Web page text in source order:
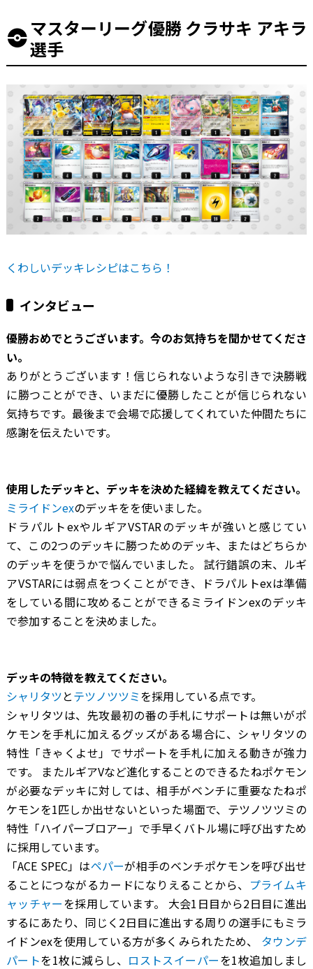
マスターリーグ優勝 クラサキ アキラ
選手
くわしいデッキレシピはこちら！
インタビュー
―――優勝おめでとうございます。今のお気持ちを聞かせてくださ
い。
ありがとうございます！信じられないような引きで決勝戦
に勝つことができ、いまだに優勝したことが信じられない
気持ちです。最後まで会場で応援してくれていた仲間たちに
感謝を伝えたいです。
―――使用したデッキと、デッキを決めた経緯を教えてください。
ミライドンexのデッキをを使いました。
ドラパルトexやルギアVSTARのデッキが強いと感じてい
て、この2つのデッキに勝つためのデッキ、またはどちらか
のデッキを使うかで悩んでいました。 試行錯誤の末、ルギ
アVSTARには弱点をつくことができ、ドラパルトexは準備
をしている間に攻めることができるミライドンexのデッキ
で参加することを決めました。
―――デッキの特徴を教えてください。
シャリタツとテツノツツミを採用している点です。
シャリタツは、先攻最初の番の手札にサポートは無いがポ
ケモンを手札に加えるグッズがある場合に、シャリタツの
特性「きゃくよせ」でサポートを手札に加える動きが強力
です。 またルギアVなど進化することのできるたねポケモン
が必要なデッキに対しては、相手がベンチに重要なたねポ
ケモンを1匹しか出せないといった場面で、テツノツツミの
特性「ハイパーブロアー」で手早くバトル場に呼び出すため
に採用しています。
「ACE SPEC」はペパーが相手のベンチポケモンを呼び出せ
ることにつながるカードになりえることから、 プライムキ
ャッチャーを採用しています。 大会1日目から2日目に進出
するにあたり、同じく2日目に進出する周りの選手にもミラ
イドンexを使用している方が多くみられたため、 タウンデ
パートを1枚に減らし、 ロストスイーパーを1枚追加しまし